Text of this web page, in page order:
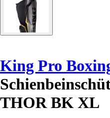
King Pro
THOR BK XL